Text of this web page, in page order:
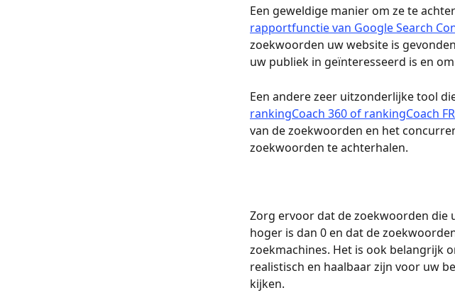
Een geweldige manier om ze te
rapportfunctie van Google Search
zoekwoorden uw website is
uw publiek in geïnteresseerd is en
Een andere zeer uitzonderlijke tool
rankingCoach 360 of rankingCoach
van de zoekwoorden en het
zoekwoorden te achterhalen.
Zorg ervoor dat de zoekwoorden die
hoger is dan 0 en dat de
zoekmachines. Het is ook belangrijk
realistisch en haalbaar zijn voor uw
kijken.